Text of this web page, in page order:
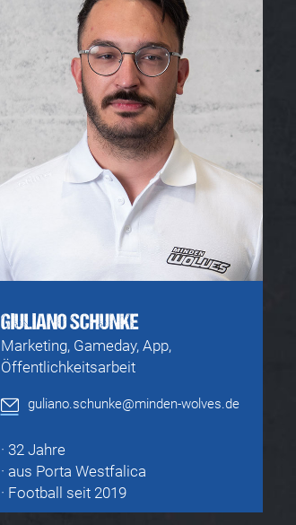
GIULIANO SCHUNKE
Marketing, Gameday, App,
Öffentlichkeitsarbeit
guliano.schunke@minden-wolves.de
· 32 Jahre
· aus Porta Westfalica
· Football seit 2019